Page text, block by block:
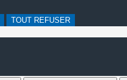
TOUT REFUSER